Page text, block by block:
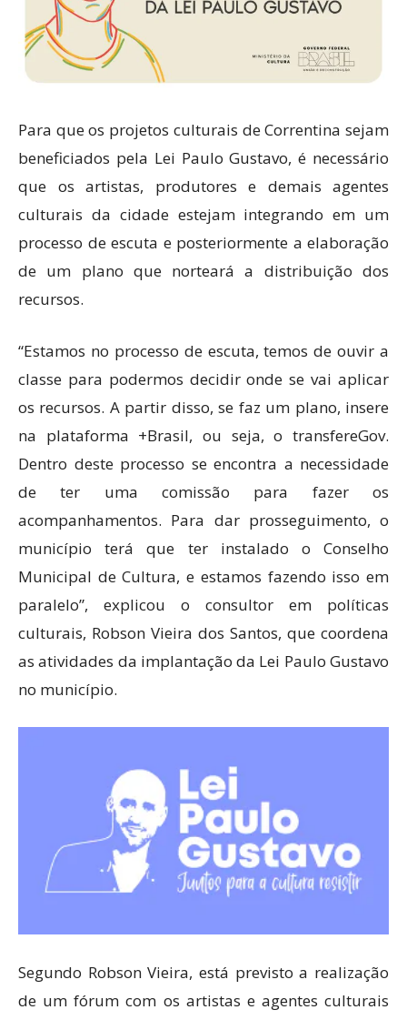
Para que os projetos culturais de Correntina sejam
beneficiados pela Lei Paulo Gustavo, é necessário
que os artistas, produtores e demais agentes
culturais da cidade estejam integrando em um
processo de escuta e posteriormente a elaboração
de um plano que norteará a distribuição dos
recursos.
“Estamos no processo de escuta, temos de ouvir a
classe para podermos decidir onde se vai aplicar
os recursos. A partir disso, se faz um plano, insere
na plataforma +Brasil, ou seja, o transfereGov.
Dentro deste processo se encontra a necessidade
de ter uma comissão para fazer os
acompanhamentos. Para dar prosseguimento, o
município terá que ter instalado o Conselho
Municipal de Cultura, e estamos fazendo isso em
paralelo”, explicou o consultor em políticas
culturais, Robson Vieira dos Santos, que coordena
as atividades da implantação da Lei Paulo Gustavo
no município.
Segundo Robson Vieira, está previsto a realização
de um fórum com os artistas e agentes culturais